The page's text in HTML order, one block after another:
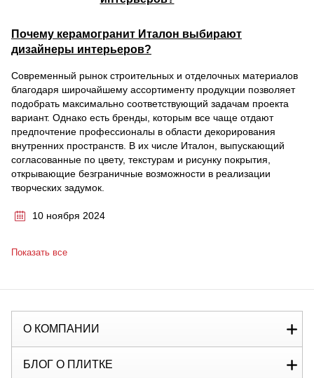
Почему керамогранит Италон выбирают
дизайнеры интерьеров?
Современный рынок строительных и отделочных материалов
благодаря широчайшему ассортименту продукции позволяет
подобрать максимально соответствующий задачам проекта
вариант. Однако есть бренды, которым все чаще отдают
предпочтение профессионалы в области декорирования
внутренних пространств. В их числе Италон, выпускающий
согласованные по цвету, текстурам и рисунку покрытия,
открывающие безграничные возможности в реализации
творческих задумок.
10 ноября 2024
Показать все
О КОМПАНИИ
БЛОГ О ПЛИТКЕ